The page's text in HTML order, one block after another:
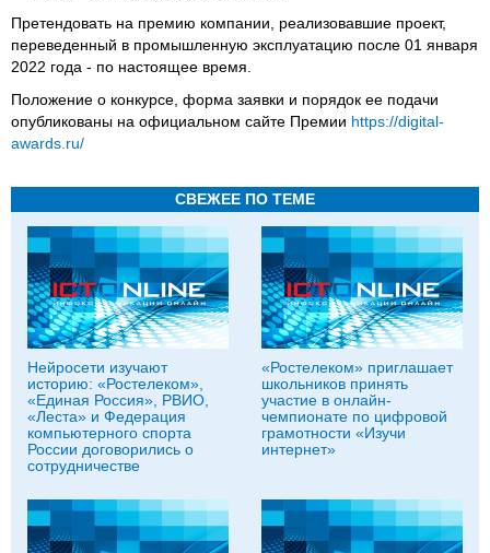
Претендовать на премию компании, реализовавшие проект,
переведенный в промышленную эксплуатацию после 01 января
2022 года - по настоящее время.
Положение о конкурсе, форма заявки и порядок ее подачи
опубликованы на официальном сайте Премии https://digital-
awards.ru/
СВЕЖЕЕ ПО ТЕМЕ
Нейросети изучают
историю: «Ростелеком»,
«Единая Россия», РВИО,
«Леста» и Федерация
компьютерного спорта
России договорились о
сотрудничестве
«Ростелеком» приглашает
школьников принять
участие в онлайн-
чемпионате по цифровой
грамотности «Изучи
интернет»